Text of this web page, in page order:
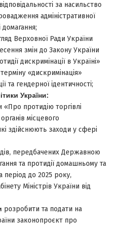
за насильство
адміністративної
домагання;
Верховної Ради України
змін до Закону України
дискримінації в Україні»
«дискримінація»
та гендерної ідентичності;
України:
«Про протидію торгівлі
місцевого
здійснюють заходи у сфері
передбачених Державною
та протидії домашньому та
період до 2025 року,
Міністрів України від
розробити та подати на
законопроєкт про